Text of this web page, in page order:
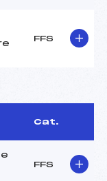
FFS
Cat.
FFS